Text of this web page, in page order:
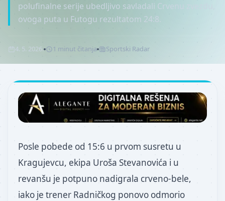
polufinalne serije ubedljivo savladali Crvenu zvezdu,
ovoga puta u Futogu rezultatom 24:8.
4. 5. 2026. 1 minut čitanja Sportski Radar
Posle pobede od 15:6 u prvom susretu u
Kragujevcu, ekipa Uroša Stevanovića i u
revanšu je potpuno nadigrala crveno-bele,
iako je trener Radničkog ponovo odmorio